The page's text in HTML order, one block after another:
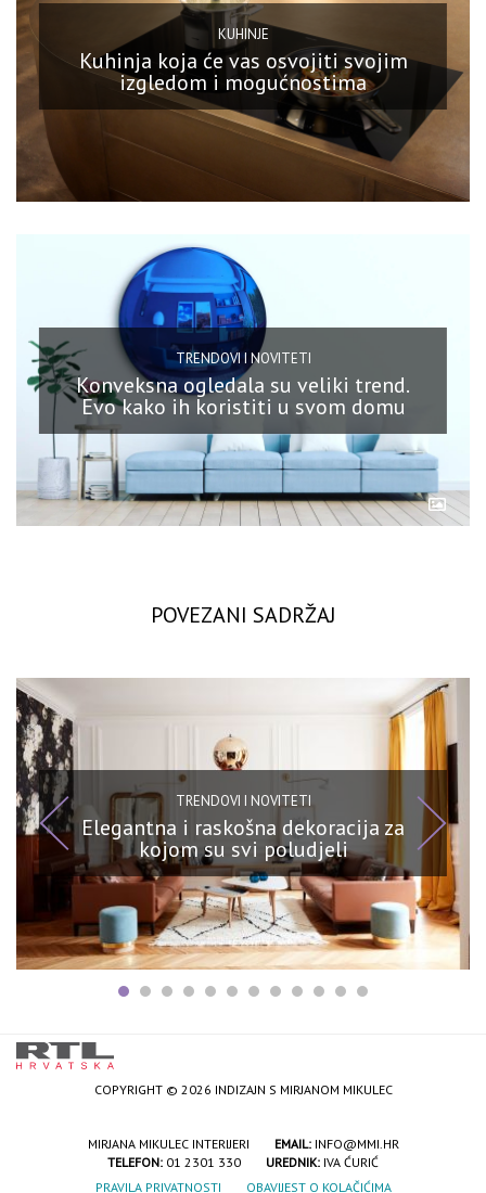
KUHINJE
Kuhinja koja će vas osvojiti svojim
izgledom i mogućnostima
TRENDOVI I NOVITETI
Konveksna ogledala su veliki trend.
Evo kako ih koristiti u svom domu
POVEZANI SADRŽAJ
TRENDOVI I NOVITETI
Elegantna i raskošna dekoracija za
kojom su svi poludjeli
COPYRIGHT © 2026 INDIZAJN S MIRJANOM MIKULEC
MIRJANA MIKULEC INTERIJERI EMAIL: INFO@MMI.HR
TELEFON: 01 2301 330 UREDNIK: IVA ĆURIĆ
PRAVILA PRIVATNOSTI
OBAVIJEST O KOLAČIĆIMA